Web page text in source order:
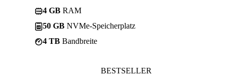
4 GB RAM
50 GB NVMe-Speicherplatz
4 TB Bandbreite
BESTSELLER